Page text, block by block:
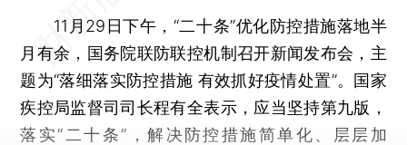
11月29日下午，“二十条”优化防控措施落地半
月有余，国务院联防联控机制召开新闻发布会，主
题为“落细落实防控措施 有效抓好疫情处置”。国家
疾控局监督司司长程有全表示，应当坚持第九版，
落实“二十条”，解决防控措施简单化、层层加